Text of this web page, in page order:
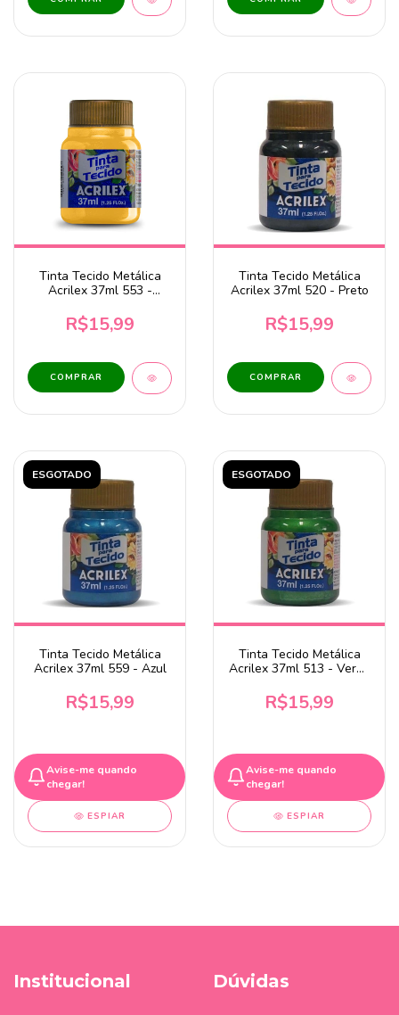
Tinta Tecido Metálica
Acrilex 37ml 553 -
R$15,99
Tinta Tecido Metálica
Acrilex 37ml 520 - Preto
R$15,99
ESGOTADO
Tinta Tecido Metálica
Acrilex 37ml 559 - Azul
R$15,99
Avise-me quando
chegar!
ESPIAR
ESGOTADO
Tinta Tecido Metálica
Acrilex 37ml 513 - Verde
R$15,99
Avise-me quando
chegar!
ESPIAR
Institucional Dúvidas